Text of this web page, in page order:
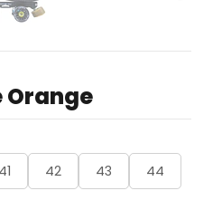
Orange
41 42 43
44